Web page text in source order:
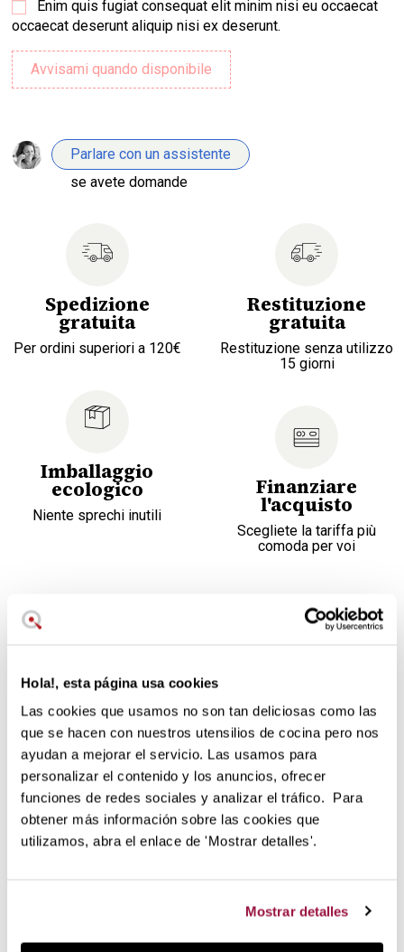
Hola!, esta página usa cookies
Las cookies que usamos no son tan deliciosas como las
que se hacen con nuestros utensilios de cocina pero nos
ayudan a mejorar el servicio. Las usamos para
personalizar el contenido y los anuncios, ofrecer
funciones de redes sociales y analizar el tráfico. Para
obtener más información sobre las cookies que
utilizamos, abra el enlace de 'Mostrar detalles'.
Mostrar detalles
Enim quis fugiat consequat elit minim nisi eu occaecat
occaecat deserunt aliquip nisi ex deserunt.
Parlare con un assistente
se avete domande
Spedizione
gratuita
Per ordini superiori a 120€
Restituzione
gratuita
Restituzione senza utilizzo
15 giorni
Imballaggio
ecologico
Niente sprechi inutili
Finanziare
l'acquisto
Scegliete la tariffa più
comoda per voi
Facilissimo da pulire e mantenere
Non trattiene odori o sapori
Garanzia di qualità Le Creuset
Contenitore di qualità per la
conservazione dei mangimi senza
perdita di sapore e aroma.
un contenitore che mantiene efficacemente la
conservazione del mangime grazie all'efficace chiusura del
coperchio. Mantiene il mangime al riparo dall'umidità e